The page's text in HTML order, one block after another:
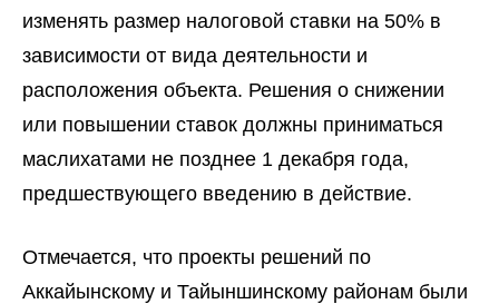
изменять размер налоговой ставки на 50% в
зависимости от вида деятельности и
расположения объекта. Решения о снижении
или повышении ставок должны приниматься
маслихатами не позднее 1 декабря года,
предшествующего введению в действие.
Отмечается, что проекты решений по
Аккайынскому и Тайыншинскому районам были